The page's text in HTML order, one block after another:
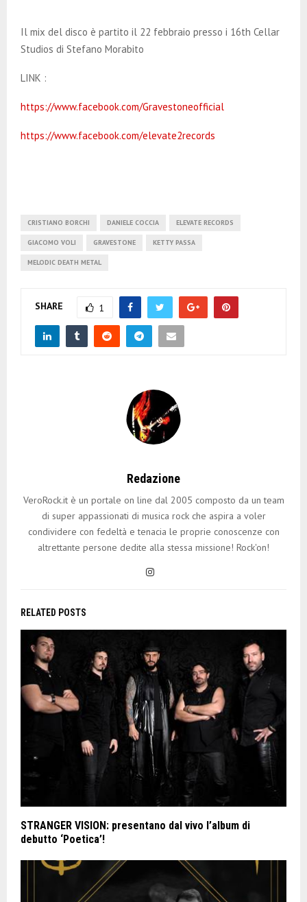
Il mix del disco è partito il 22 febbraio presso i 16th Cellar
Studios di Stefano Morabito
LINK :
https://www.facebook.com/Gravestoneofficial
https://www.facebook.com/elevate2records
CRISTIANO BORCHI DANIELE COCCIA ELEVATE RECORDS
GIACOMO VOLI GRAVESTONE KETTY PASSA
MELODIC DEATH METAL
SHARE 1
Redazione
VeroRock.it è un portale on line dal 2005 composto da un team
di super appassionati di musica rock che aspira a voler
condividere con fedeltà e tenacia le proprie conoscenze con
altrettante persone dedite alla stessa missione! Rock'on!
RELATED POSTS
STRANGER VISION: presentano dal vivo l’album di
debutto ‘Poetica’!